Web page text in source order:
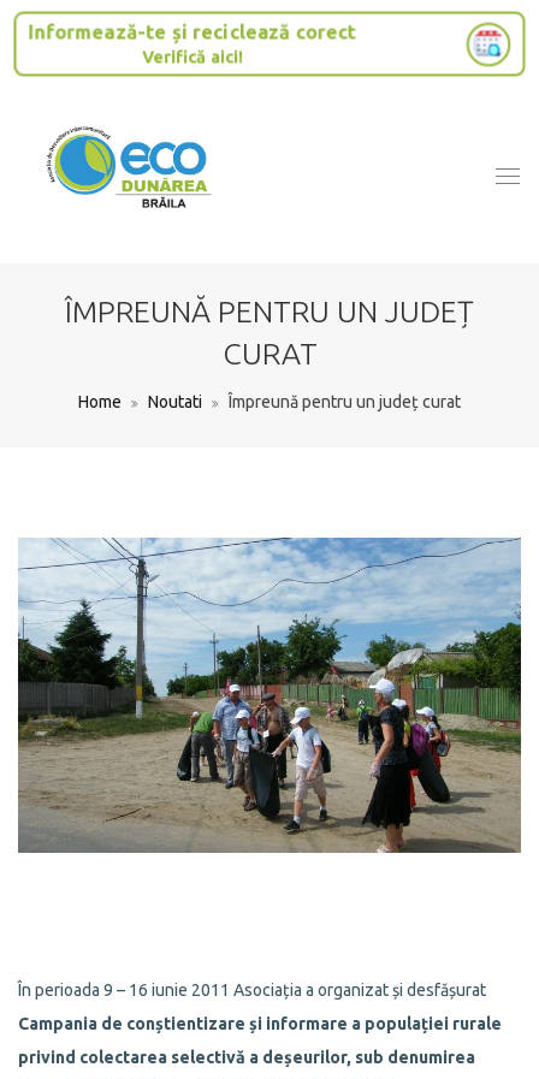
Informează-te și reciclează corect
Verifică aici!
ÎMPREUNĂ PENTRU UN JUDEȚ
CURAT
Home Noutati Împreună pentru un județ curat
În perioada 9 – 16 iunie 2011 Asociația a organizat și desfășurat
Campania de conștientizare și informare a populației rurale
privind colectarea selectivă a deșeurilor, sub denumirea